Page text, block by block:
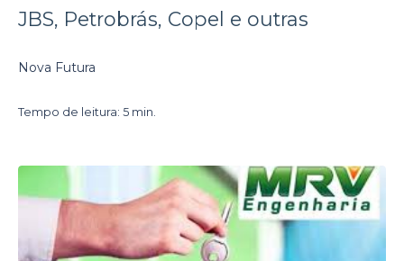
JBS, Petrobrás, Copel e outras
Nova Futura
Tempo de leitura: 5 min.